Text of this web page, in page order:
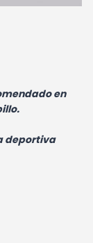
en
deportiva